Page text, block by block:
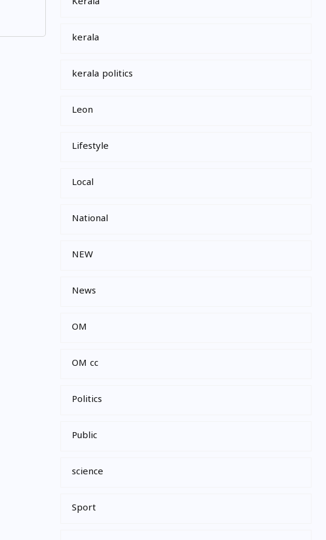
kerala
kerala politics
Leon
Lifestyle
Local
National
NEW
News
OM
OM cc
Politics
Public
science
Sport